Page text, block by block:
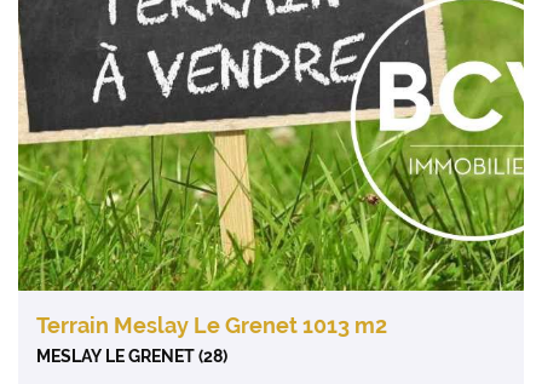
Terrain Meslay Le Grenet 1013 m2
MESLAY LE GRENET (28)